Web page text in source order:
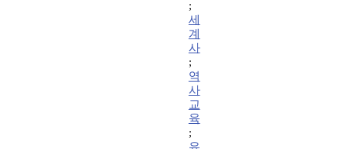
;
세
계
사
;
역
사
교
육
;